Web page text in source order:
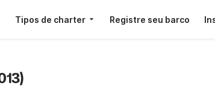
Tipos de charter Registre seu barco